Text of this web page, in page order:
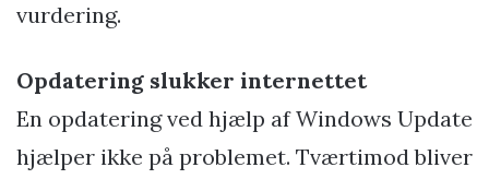
vurdering.
Opdatering slukker internettet
En opdatering ved hjælp af Windows Update
hjælper ikke på problemet. Tværtimod bliver